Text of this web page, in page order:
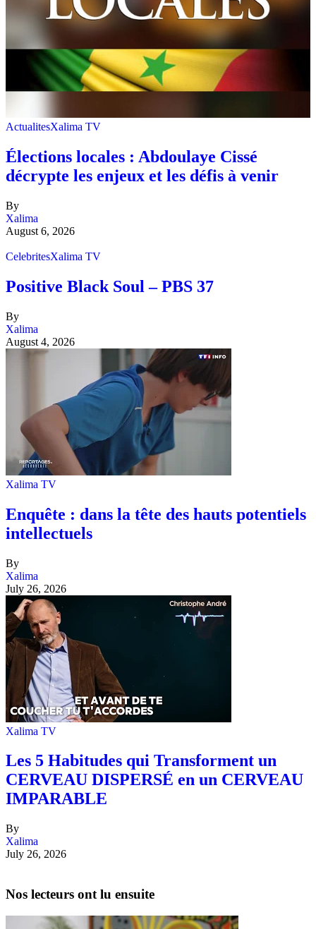
ActualitesXalima TV
Élections locales : Abdoulaye Cissé
décrypte les enjeux et les défis à venir
By
Xalima
August 6, 2026
CelebritesXalima TV
Positive Black Soul – PBS 37
By
Xalima
August 4, 2026
Xalima TV
Enquête : dans la tête des hauts potentiels
intellectuels
By
Xalima
July 26, 2026
Xalima TV
Les 5 Habitudes qui Transforment un
CERVEAU DISPERSÉ en un CERVEAU
IMPARABLE
By
Xalima
July 26, 2026
Nos lecteurs ont lu ensuite